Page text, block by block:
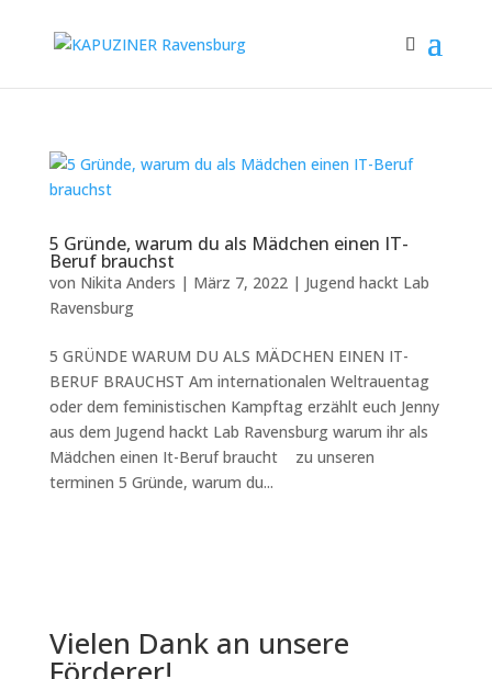
5 Gründe, warum du als Mädchen einen IT-
Beruf brauchst
von Nikita Anders | März 7, 2022| Jugend hackt Lab
Ravensburg
5 GRÜNDE WARUM DU ALS MÄDCHEN EINEN IT-
BERUF BRAUCHST Am internationalen Weltrauentag
oder dem feministischen Kampftag erzählt euch Jenny
aus dem Jugend hackt Lab Ravensburg warum ihr als
Mädchen einen It-Beruf braucht zu unseren
terminen 5 Gründe, warum du...
Vielen Dank an unsere